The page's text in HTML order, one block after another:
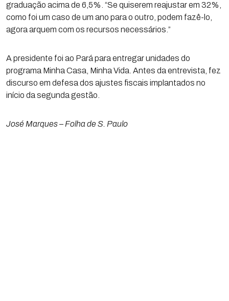
graduação acima de 6,5%. “Se quiserem reajustar em 32%,
como foi um caso de um ano para o outro, podem fazê-lo,
agora arquem com os recursos necessários.”
A presidente foi ao Pará para entregar unidades do
programa Minha Casa, Minha Vida. Antes da entrevista, fez
discurso em defesa dos ajustes fiscais implantados no
início da segunda gestão.
José Marques – Folha de S. Paulo